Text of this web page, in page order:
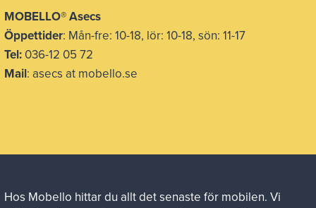
MOBELLO® Asecs
Öppettider: Mån-fre: 10-18, lör: 10-18, sön: 11-17
Tel: 036-12 05 72
Mail: asecs at mobello.se
Hos Mobello hittar du allt det senaste för mobilen. Vi